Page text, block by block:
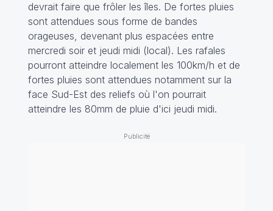
devrait faire que frôler les îles. De fortes pluies
sont attendues sous forme de bandes
orageuses, devenant plus espacées entre
mercredi soir et jeudi midi (local). Les rafales
pourront atteindre localement les 100km/h et de
fortes pluies sont attendues notamment sur la
face Sud-Est des reliefs où l'on pourrait
atteindre les 80mm de pluie d'ici jeudi midi.